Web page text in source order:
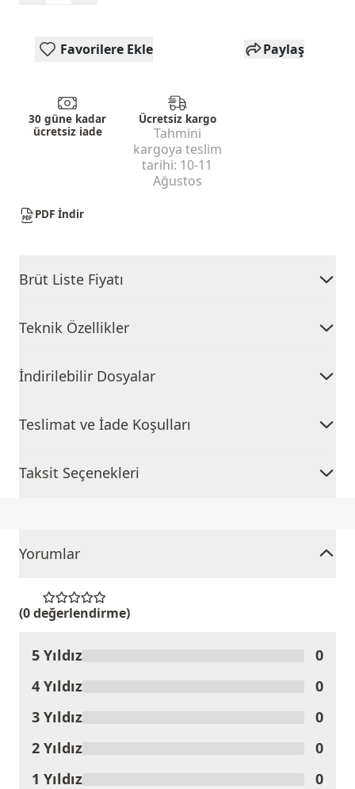
Favorilere Ekle Paylaş
30 güne kadar
ücretsiz iade
Ücretsiz kargo
Tahmini
kargoya teslim
tarihi: 10-11
Ağustos
PDF İndir
Brüt Liste Fiyatı
Teknik Özellikler
İndirilebilir Dosyalar
Teslimat ve İade Koşulları
Taksit Seçenekleri
Yorumlar
(0 değerlendirme)
Ürünü Değerlendir
5 Yıldız
0
4 Yıldız
0
3 Yıldız
0
2 Yıldız
0
1 Yıldız
0